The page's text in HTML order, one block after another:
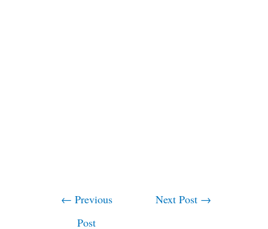
← Previous
Post
Next Post →